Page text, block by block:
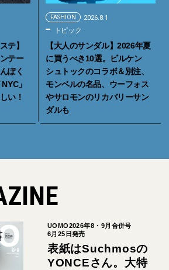
テ】
テー
ぽく
」
い！
FASHION 2026.8.1
トピック
【大人のサンダル】2026年夏
に買うべき10選。ビルケン
シュトックのコラボ＆別注、
モンベルの名品、ウーフォス
やサロモンのリカバリーサン
ダルも
UOMO2026年8・9月合併号
6月25日発売
表紙はSuchmosの
YONCEさん。大特